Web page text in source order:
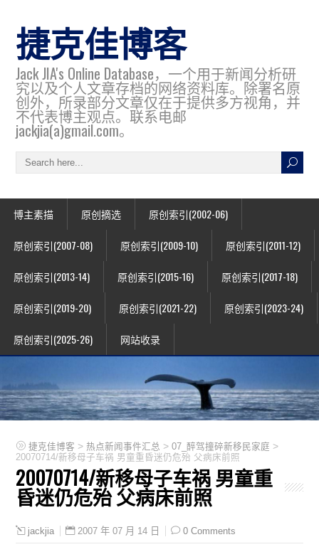
捷克佳博客
Jack JIA's Online Database，一个用于新闻分析研
究以及个人文章存档的网络资料库。除署名原
创外，所录部分文章仅在于提供多方视角，并
不代表博主观点。联系电邮
jackjia(a)gmail.com。
博主素描 原创摘选 原创索引(2002-06)
原创索引(2007-08) 原创索引(2009-10) 原创索引(2011-12)
原创索引(2013-14) 原创索引(2015-16) 原创索引(2017-18)
原创索引(2019-20) 原创索引(2021-22) 原创索引(2023-24)
原创索引(2025-26) 网站收录
捷克佳博客 > 热点新闻事件汇总 >07_醉驾撞碎新移民家庭 >
20070714/新移母子车祸 男童重昏迷仍危殆 父病床前照
20070714/新移母子车祸 男童重
昏迷仍危殆 父病床前照
jackjia 2007 年 07 月 14 日 0 Comments